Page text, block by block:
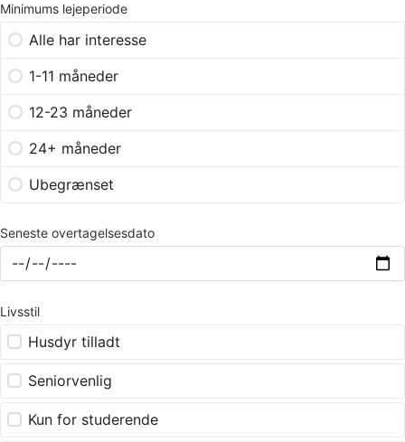
Minimums lejeperiode
Alle har interesse
1-11 måneder
12-23 måneder
24+ måneder
Ubegrænset
Seneste overtagelsesdato
Livsstil
Husdyr tilladt
Seniorvenlig
Kun for studerende